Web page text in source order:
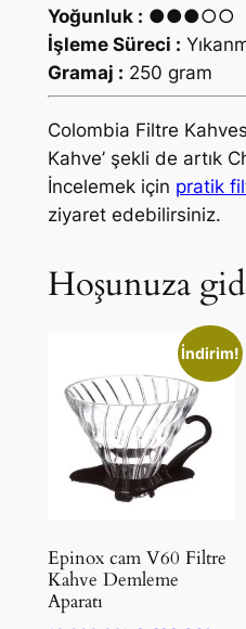
Yoğunluk : ●●●○○
İşleme Süreci :
Gramaj : 250 gram
Colombia Filtre
Kahve’ şekli de artık
İncelemek için pratik
ziyaret edebilirsiniz.
Hoşunuza
İndirim!
Epinox cam V60 Filtre
Kahve Demleme
Aparatı